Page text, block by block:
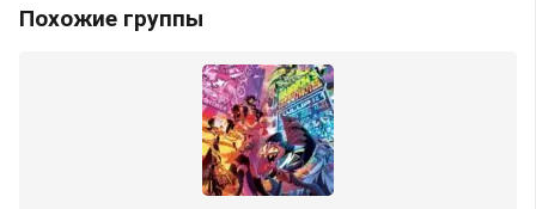
Похожие группы